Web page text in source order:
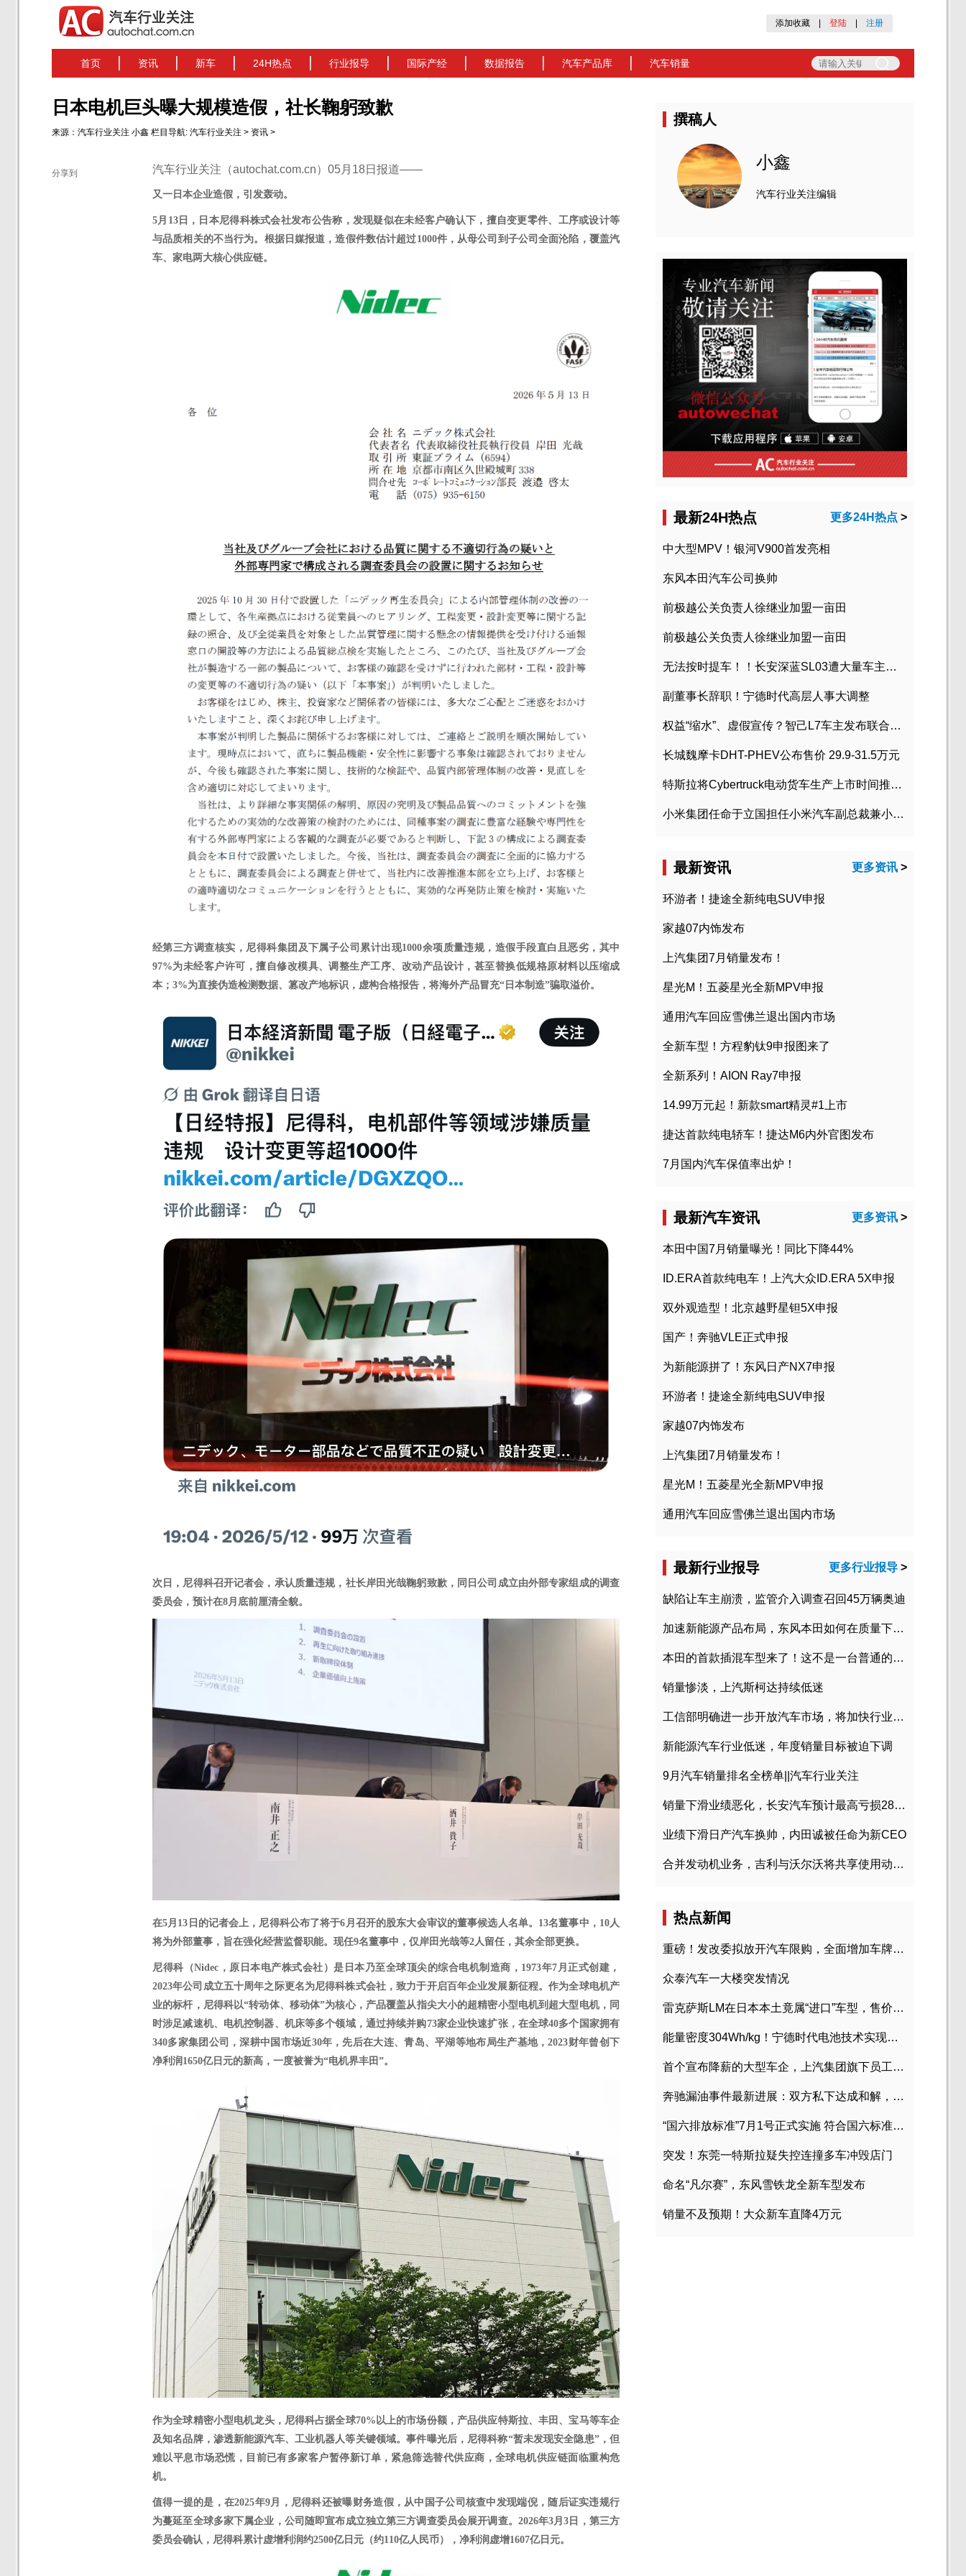
添加收藏 登陆 注册
首页 资讯 新车 24H热点 行业报导 国际产经 数据报告 汽车产品库 汽车销量
日本电机巨头曝大规模造假，社长鞠躬致歉
来源： 汽车行业关注 小鑫 栏目导航: 汽车行业关注 > 资讯 >
分享到 汽车行业关注（autochat.com.cn）05月18日报道——
又一日本企业造假，引发轰动。
5月13日， 日本尼得科株式会社发布公告称，发现疑似在未经客户确认下，擅自变更零件、工序或设计等
与品质相关的不当行为。根据日媒报道，造假件数估计超过1000件，从母公司到子公司全面沦陷，覆盖汽
车、家电两大核心供应链。
经第三方调查核实，尼得科集团及下属子公司累计出现1000余项质量违规，造假手段直白且恶劣，其中
97%为未经客户许可，擅自修改模具、调整生产工序、改动产品设计，甚至替换低规格原材料以压缩成
本；3%为直接伪造检测数据、篡改产地标识，虚构合格报告，将海外产品冒充“日本制造”骗取溢价。
次日， 尼得科召开记者会，承认质量违规，社长岸田光哉鞠躬致歉，同日公司成立由外部专家组成的调查
委员会，预计在8月底前厘清全貌。
在5月13日的记者会上，尼得科公布了将于6月召开的股东大会审议的董事候选人名单。13名董事中，10人
将为外部董事，旨在强化经营监督职能。现任9名董事中，仅岸田光哉等2人留任，其余全部更换。
尼得科（Nidec，原日本电产株式会社）是日本乃至全球顶尖的综合电机制造商，1973年7月正式创建，
2023年公司成立五十周年之际更名为尼得科株式会社，致力于开启百年企业发展新征程。作为全球电机产
业的标杆，尼得科以“转动体、移动体”为核心，产品覆盖从指尖大小的超精密小型电机到超大型电机，同
时涉足减速机、电机控制器、机床等多个领域，通过持续并购73家企业快速扩张，在全球40多个国家拥有
340多家集团公司，深耕中国市场近30年，先后在大连、青岛、平湖等地布局生产基地，2023财年曾创下
净利润1650亿日元的新高，一度被誉为“电机界丰田”。
作为全球精密小型电机龙头，尼得科占据全球70%以上的市场份额，产品供应特斯拉、丰田、宝马等车企
及知名品牌，渗透新能源汽车、工业机器人等关键领域。事件曝光后，尼得科称“暂未发现安全隐患”，但
难以平息市场恐慌 ， 目前已有多家客户暂停新订单，紧急筛选替代供应商，全球电机供应链面临重构危
机。
值得一提的是，在2025年9月， 尼得科还被曝财务造假，从中国子公司核查中发现端倪，随后证实违规行
为蔓延至全球多家下属企业，公司随即宣布成立独立第三方调查委员会展开调查。 2026年3月3日，第三方
委员会确认，尼得科累计虚增利润约2500亿日元（约110亿人民币），净利润虚增1607亿日元。
撰稿人
小鑫
汽车行业关注编辑
最新24H热点 更多24H热点 >
中大型MPV！银河V900首发亮相
东风本田汽车公司换帅
前极越公关负责人徐继业加盟一亩田
前极越公关负责人徐继业加盟一亩田
无法按时提车！！长安深蓝SL03遭大量车主投诉
副董事长辞职！宁德时代高层人事大调整
权益“缩水”、虚假宣传？智己L7车主发布联合维权声明
长城魏摩卡DHT-PHEV公布售价 29.9-31.5万元
特斯拉将Cybertruck电动货车生产上市时间推迟到2023年初
小米集团任命于立国担任小米汽车副总裁兼小米汽车北京总部政委
最新资讯 更多资讯 >
环游者！捷途全新纯电SUV申报
家越07内饰发布
上汽集团7月销量发布！
星光M！五菱星光全新MPV申报
通用汽车回应雪佛兰退出国内市场
全新车型！方程豹钛9申报图来了
全新系列！AION Ray7申报
14.99万元起！新款smart精灵#1上市
捷达首款纯电轿车！捷达M6内外官图发布
7月国内汽车保值率出炉！
最新汽车资讯 更多资讯 >
本田中国7月销量曝光！同比下降44%
ID.ERA首款纯电车！上汽大众ID.ERA 5X申报
双外观造型！北京越野星钽5X申报
国产！奔驰VLE正式申报
为新能源拼了！东风日产NX7申报
环游者！捷途全新纯电SUV申报
家越07内饰发布
上汽集团7月销量发布！
星光M！五菱星光全新MPV申报
通用汽车回应雪佛兰退出国内市场
最新行业报导 更多行业报导 >
缺陷让车主崩溃，监管介入调查召回45万辆奥迪
加速新能源产品布局，东风本田如何在质量下转型？
本田的首款插混车型来了！这不是一台普通的CR-V
销量惨淡，上汽斯柯达持续低迷
工信部明确进一步开放汽车市场，将加快行业兼并重组
新能源汽车行业低迷，年度销量目标被迫下调
9月汽车销量排名全榜单||汽车行业关注
销量下滑业绩恶化，长安汽车预计最高亏损28亿元
业绩下滑日产汽车换帅，内田诚被任命为新CEO
合并发动机业务，吉利与沃尔沃将共享使用动力总成
热点新闻
重磅！发改委拟放开汽车限购，全面增加车牌指标
众泰汽车一大楼突发情况
雷克萨斯LM在日本本土竟属“进口”车型，售价2580万日元
能量密度304Wh/kg！宁德时代电池技术实现突破
首个宣布降薪的大型车企，上汽集团旗下员工降薪文件曝光
奔驰漏油事件最新进展：双方私下达成和解，工商已介入调查
“国六排放标准”7月1号正式实施 符合国六标准车型目录一览
突发！东莞一特斯拉疑失控连撞多车冲毁店门
命名“凡尔赛”，东风雪铁龙全新车型发布
销量不及预期！大众新车直降4万元